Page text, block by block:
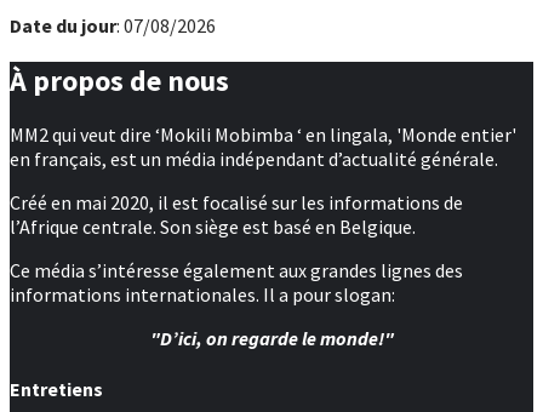
Date du jour: 07/08/2026
À propos de nous
MM2 qui veut dire ‘Mokili Mobimba ‘ en lingala, 'Monde entier'
en français, est un média indépendant d’actualité générale.
Créé en mai 2020, il est focalisé sur les informations de
l’Afrique centrale. Son siège est basé en Belgique.
Ce média s’intéresse également aux grandes lignes des
informations internationales. Il a pour slogan:
"D’ici, on regarde le monde!"
Entretiens